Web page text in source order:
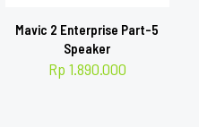
Mavic 2 Enterprise Part-5
Speaker
Rp 1.890.000